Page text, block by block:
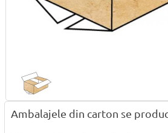
Ambalajele din carton se